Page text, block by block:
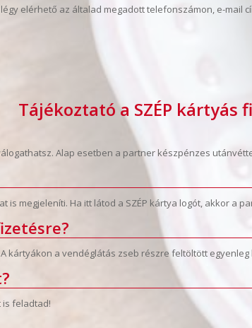
elérhető az általad megadott telefonszámon, e-mail
Tájékoztató a SZÉP kártyás
Alap esetben a partner készpénzes
megjeleníti. Ha itt látod a SZÉP kártya logót, akkor a
kártyákon a vendéglátás zseb részre feltöltött
is feladtad!